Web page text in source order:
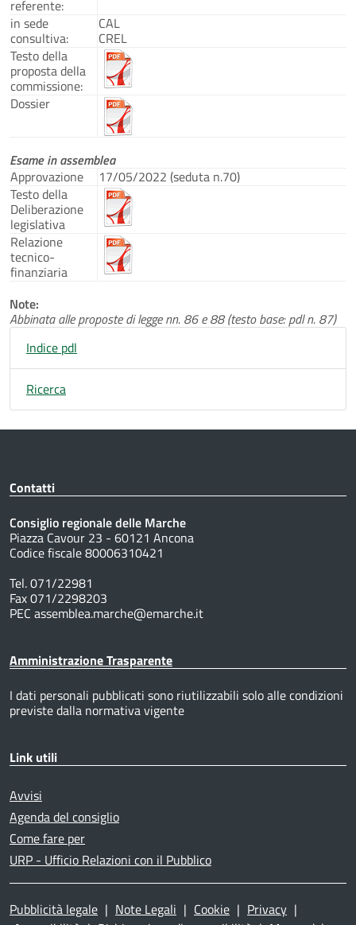
referente:
in sede
consultiva:
CAL
CREL
Testo della
proposta della
commissione:
Dossier
Esame in assemblea
Approvazione
17/05/2022 (seduta n.70)
Testo della
Deliberazione
legislativa
Relazione
tecnico-
finanziaria
Note:
Abbinata alle proposte di legge nn. 86 e 88 (testo base: pdl n. 87)
Indice pdl
Ricerca
Contatti
Consiglio regionale delle Marche
Piazza Cavour 23 - 60121 Ancona
Codice fiscale 80006310421
Tel. 071/22981
Fax 071/2298203
PEC assemblea.marche@emarche.it
Amministrazione Trasparente
I dati personali pubblicati sono riutilizzabili solo alle condizioni
previste dalla normativa vigente
Link utili
Avvisi
Agenda del consiglio
Come fare per
URP - Ufficio Relazioni con il Pubblico
Pubblicità legale | Note Legali | Cookie | Privacy |